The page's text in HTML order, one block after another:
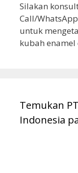
Silakan
Call/
untuk
kubah
Temukan
Indonesia